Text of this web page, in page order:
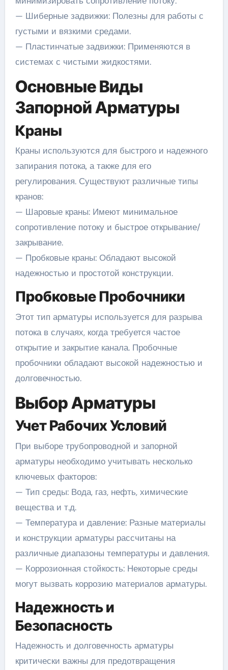
— Шиберные задвижки: Полезны для работы с
густыми и вязкими средами.
— Пластинчатые задвижки: Применяются в
системах с чистыми жидкостями.
Основные Виды
Запорной Арматуры
Краны
Краны используются для быстрого и надежного
запирания потока, а также для его
регулирования. Существуют различные типы
кранов:
— Шаровые краны: Имеют минимальное
сопротивление потоку и быстрое открывание/
закрывание.
— Пробковые краны: Обладают высокой
надежностью и простотой конструкции.
Пробковые Пробочники
Этот тип арматуры используется для разрыва
потока в случаях, когда требуется частое
открытие и закрытие канала. Пробочные
пробочники обладают высокой надежностью и
долговечностью.
Выбор Арматуры
Учет Рабочих Условий
При выборе трубопроводной и запорной
арматуры необходимо учитывать несколько
ключевых факторов:
— Тип среды: Вода, газ, нефть, химические
вещества и т.д.
— Температура и давление: Разные материалы
и конструкции арматуры рассчитаны на
различные диапазоны температуры и давления.
— Коррозионная стойкость: Некоторые среды
могут вызвать коррозию материалов арматуры.
Надежность и
Безопасность
Надежность и долговечность арматуры
критически важны для предотвращения